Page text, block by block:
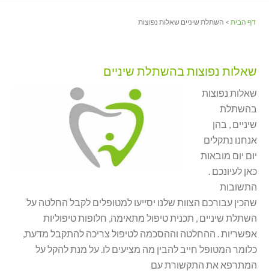
דף הבית > השתלת שיניים שאלות נפוצות
שאלות נפוצות בהשתלת שיניים
שאלות נפוצות
בהשתלת
שיניים , בהן
אנחנו נתקלים
יום יום מובאות
כאן לעיונכם .
התשובות
שהכין עבורכם הצוות שלנו יסייעו למטופלים לקבל החלטה על
השתלת שיניים , תכנית טיפול מתאימה, חלופות טיפוליות
אפשריות . ההחלטה וההסכמה לטיפול צריכה להתקבל מדעת,
כלומר המטופל חייב להבין מה מציעים לו. על מנת להקל על
המתרפא את התקשורת עם